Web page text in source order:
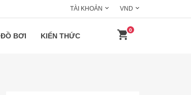
TÀI KHOẢN VND
ĐỒ BƠI KIẾN THỨC
0